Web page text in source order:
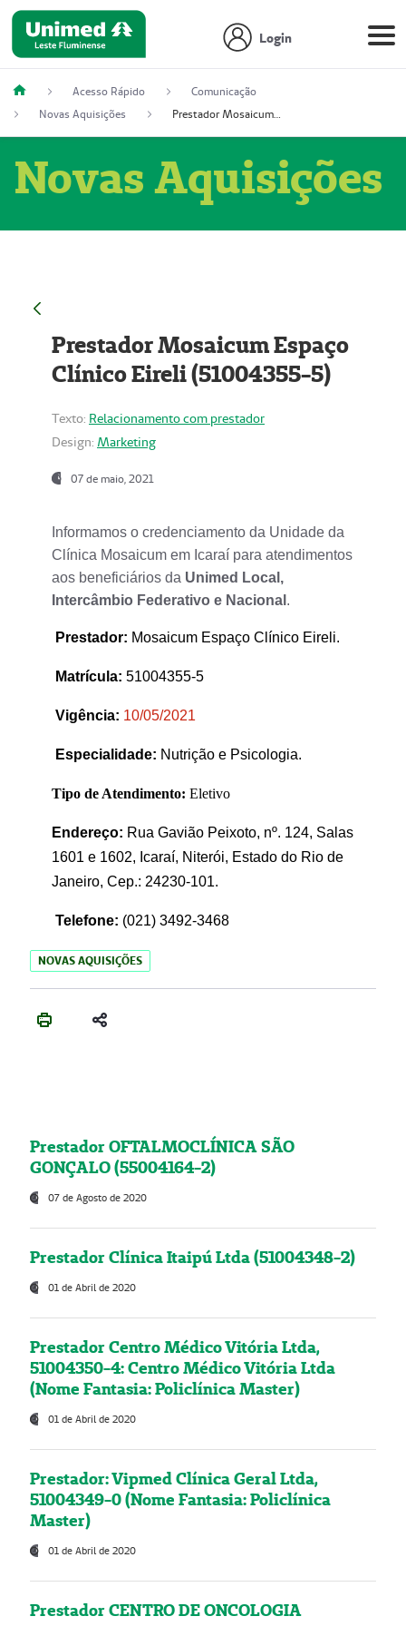
Login
Acesso Rápido
Comunicação
Novas Aquisições
Prestador Mosaicum Espaço Clínico Eireli (51004355-5)
Novas Aquisições
Prestador Mosaicum Espaço
Clínico Eireli (51004355-5)
Texto: Relacionamento com prestador
Design: Marketing
07 de maio, 2021
Informamos o credenciamento da Unidade da
Clínica Mosaicum em Icaraí para atendimentos
aos beneficiários da Unimed Local,
Intercâmbio Federativo e Nacional .
Prestador: Mosaicum Espaço Clínico Eireli.
Matrícula: 51004355-5
Vigência: 10/05/2021
Especialidade: Nutrição e Psicologia.
Tipo de Atendimento: Eletivo
Endereço: Rua Gavião Peixoto, nº. 124, Salas
1601 e 1602, Icaraí, Niterói, Estado do Rio de
Janeiro, Cep.: 24230-101.
Telefone: (021) 3492-3468
NOVAS AQUISIÇÕES
Prestador OFTALMOCLÍNICA SÃO
GONÇALO (55004164-2)
07 de Agosto de 2020
Prestador Clínica Itaipú Ltda (51004348-2)
01 de Abril de 2020
Prestador Centro Médico Vitória Ltda,
51004350-4: Centro Médico Vitória Ltda
(Nome Fantasia: Policlínica Master)
01 de Abril de 2020
Prestador: Vipmed Clínica Geral Ltda,
51004349-0 (Nome Fantasia: Policlínica
Master)
01 de Abril de 2020
Prestador CENTRO DE ONCOLOGIA